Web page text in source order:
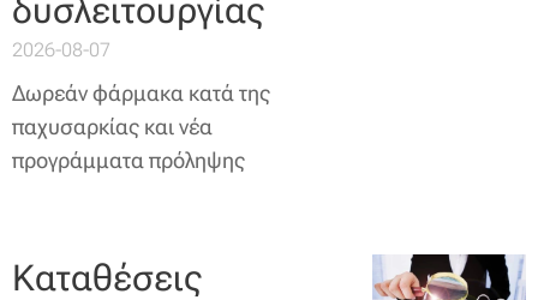
δυσλειτουργίας
2026-08-07
Δωρεάν φάρμακα κατά της
παχυσαρκίας και νέα
προγράμματα πρόληψης
Καταθέσεις